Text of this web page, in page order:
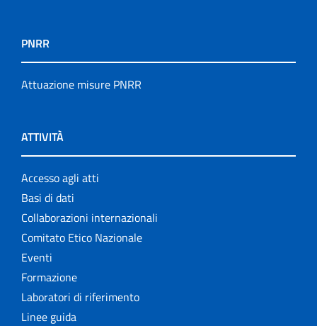
PNRR
Attuazione misure PNRR
ATTIVITÀ
Accesso agli atti
Basi di dati
Collaborazioni internazionali
Comitato Etico Nazionale
Eventi
Formazione
Laboratori di riferimento
Linee guida